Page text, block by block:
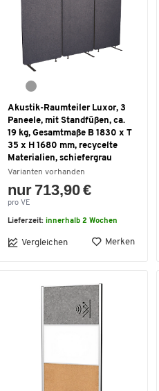
Akustik-Raumteiler Luxor, 3
Paneele, mit Standfüßen, ca.
19 kg, Gesamtmaße B 1830 x T
35 x H 1680 mm, recycelte
Materialien, schiefergrau
Varianten vorhanden
nur 713,90 €
pro VE
Lieferzeit: innerhalb 2 Wochen
Vergleichen Merken